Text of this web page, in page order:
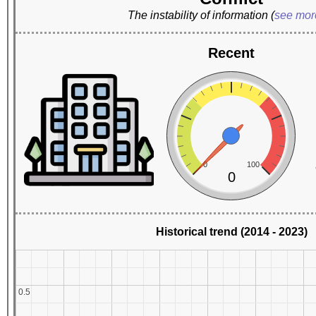
The instability of information (see
Recent
0 100
0
Historical trend (2014 - 2023)
0.5
0.5